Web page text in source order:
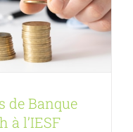
de Banque
à l’IESF